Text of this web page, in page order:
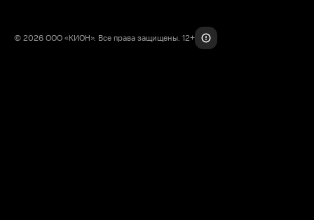
© 2026 ООО «КИОН». Все права защищены. 12+